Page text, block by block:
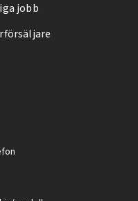
jobb